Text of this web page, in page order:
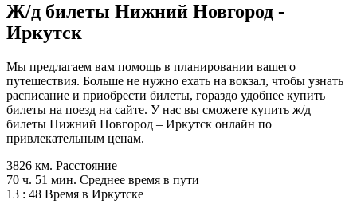
Ж/д билеты Нижний Новгород -
Иркутск
Мы предлагаем вам помощь в планировании вашего
путешествия. Больше не нужно ехать на вокзал, чтобы узнать
расписание и приобрести билеты, гораздо удобнее купить
билеты на поезд на сайте. У нас вы сможете купить ж/д
билеты Нижний Новгород – Иркутск онлайн по
привлекательным ценам.
3826 км. Расстояние
70 ч. 51 мин. Среднее время в пути
13 : 48 Время в Иркутске